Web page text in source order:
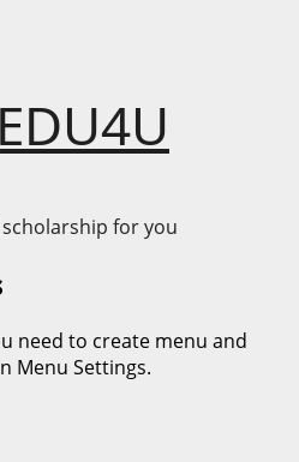
for you
need to create menu and
Menu Settings.